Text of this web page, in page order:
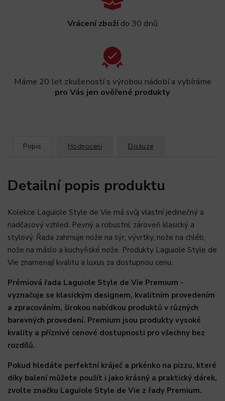
Vrácení zbožído 30 dnů
Máme 20 let zkušeností s výrobou nádobí a vybíráme
pro Vás jen ověřené produkty
Popis Hodnocení Diskuze
Detailní popis produktu
Kolekce Laguiole Style de Vie má svůj vlastní jedinečný a
nadčasový vzhled. Pevný a robustní, zároveň klasický a
stylový. Řada zahrnuje nože na sýr, vývrtky, nože na chléb,
nože na máslo a kuchyňské nože. Produkty Laguiole Style de
Vie znamenají kvalitu a luxus za dostupnou cenu.
Prémiová řada Laguiole Style de Vie Premium -
vyznačuje se klasickým designem, kvalitním provedením
a zpracováním, širokou nabídkou produktů v různých
barevných provedení. Premium jsou produkty vysoké
kvality a příznivé cenové dostupnosti pro všechny bez
rozdílů.
Pokud hledáte perfektní kráječ a prkénko na pizzu, které
díky balení můžete použít i jako krásný a praktický dárek,
zvolte značku Laguiole Style de Vie z řady Premium.